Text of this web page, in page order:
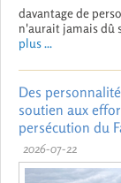
davantage de
n'aurait jamais dû
plus ...
Des
soutien aux
persécution du
2026-07-22